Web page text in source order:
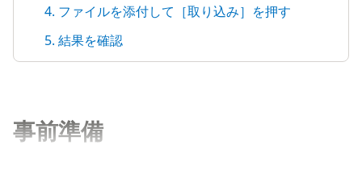
4. ファイルを添付して［取り込み］を押す
5. 結果を確認
事前準備